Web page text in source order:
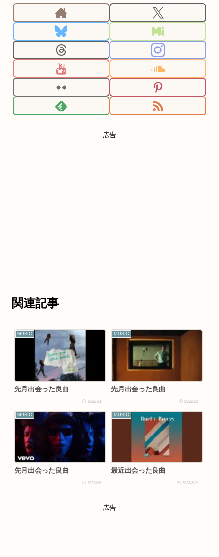
広告
関連記事
MUSIC
先月出会った良曲
2022/7/1
MUSIC
先月出会った良曲
2022/9/2
MUSIC
先月出会った良曲
2022/8/5
MUSIC
最近出会った良曲
2023/3/22
広告